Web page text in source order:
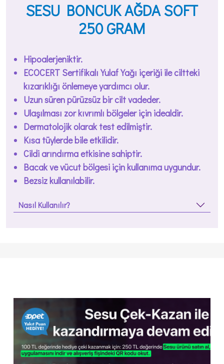
SESU BONCUK AĞDA SOFT
250 GRAM
Hipoalerjeniktir.
ECOCERT Sertifikalı Yulaf Yağı içeriği ile ciltteki
kızarıklığı önlemeye yardımcı olur.
Uzun süren pürüzsüz bir cilt vadeder.
Ulaşılması zor kıvrımlı bölgeler için idealdir.
Dermatolojik olarak test edilmiştir.
Kısa tüylerde bile etkilidir.
Cildi arındırma etkisine sahiptir.
Bacak ve vücut bölgesi için kullanıma uygundur.
Bezsiz kullanılabilir.
Nasıl Kullanılır?